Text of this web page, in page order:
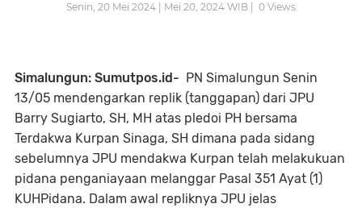
Senin, 20 Mei 2024 | Mei 20, 2024 WIB | 0 Views
Simalungun: Sumutpos.id- PN Simalungun Senin
13/05 mendengarkan replik (tanggapan) dari JPU
Barry Sugiarto, SH, MH atas pledoi PH bersama
Terdakwa Kurpan Sinaga, SH dimana pada sidang
sebelumnya JPU mendakwa Kurpan telah melakukuan
pidana penganiayaan melanggar Pasal 351 Ayat (1)
KUHPidana. Dalam awal repliknya JPU jelas